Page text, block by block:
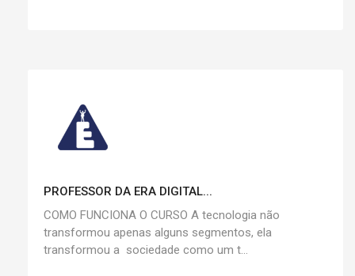
PROFESSOR DA ERA DIGITAL...
COMO FUNCIONA O CURSO A tecnologia não
transformou apenas alguns segmentos, ela
transformou a sociedade como um t...